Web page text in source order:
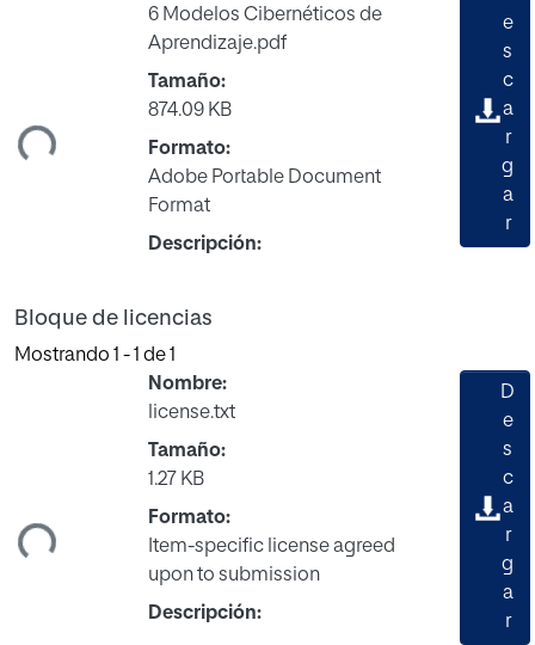
6 Modelos Cibernéticos de
Aprendizaje.pdf
Tamaño:
874.09 KB
Formato:
Adobe Portable Document
Format
Descripción:
e
s
c
a
r
g
a
r
Bloque de licencias
Mostrando 1 - 1 de 1
Nombre:
license.txt
Tamaño:
1.27 KB
Formato:
Item-specific license agreed
upon to submission
Descripción:
D
e
s
c
a
r
g
a
r